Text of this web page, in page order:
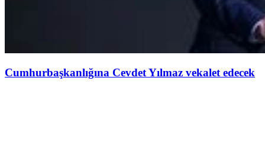
Cumhurbaşkanlığına Cevdet Yılmaz vekalet edecek